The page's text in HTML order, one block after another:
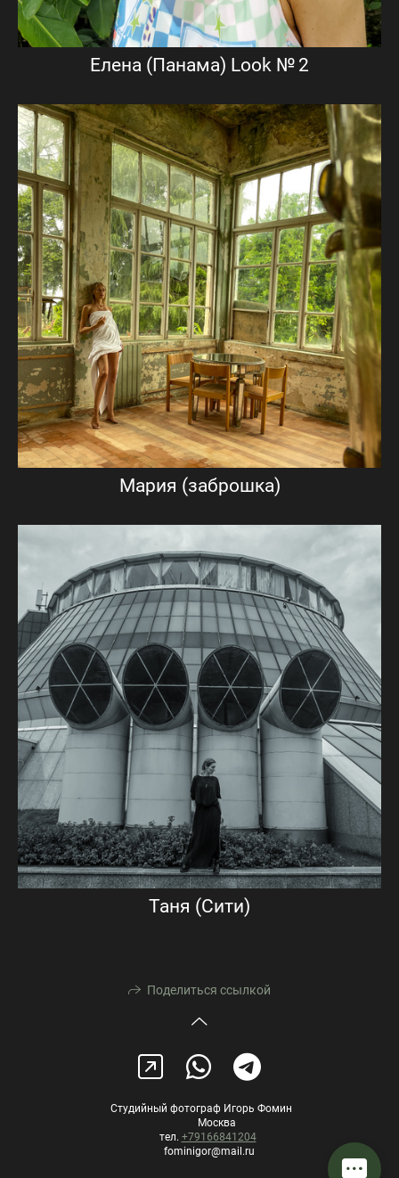
Елена (Панама) Look № 2
Мария (заброшка)
Таня (Сити)
Поделиться ссылкой
Студийный фотограф Игорь Фомин
Москва
тел. +79166841204
fominigor@mail.ru